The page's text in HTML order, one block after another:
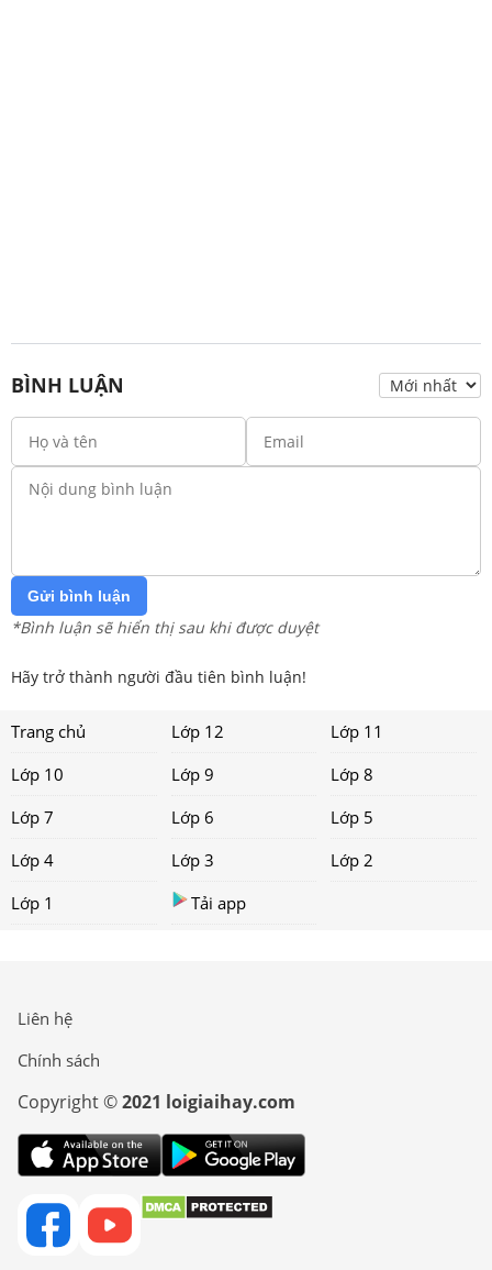
BÌNH LUẬN
Gửi bình luận
*Bình luận sẽ hiển thị sau khi được duyệt
Hãy trở thành người đầu tiên bình luận!
Trang chủ Lớp 12
Lớp 11
Lớp 10
Lớp 9
Lớp 8
Lớp 7
Lớp 6
Lớp 5
Lớp 4
Lớp 3
Lớp 2
Lớp 1
Tải app
Liên hệ
Chính sách
Copyright ©2021 loigiaihay.com